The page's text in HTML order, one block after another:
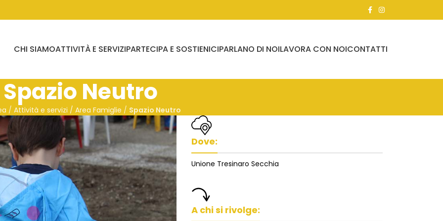
CHI SIAMOATTIVITÀ E SERVIZIPARTECIPA E SOSTIENICIPARLANO DI NOILAVORA CON NOICONTATTI
Spazio Neutro
/ Attività e servizi / Area Famiglie / Spazio Neutro
Dove:
Unione Tresinaro Secchia
A chi si rivolge: